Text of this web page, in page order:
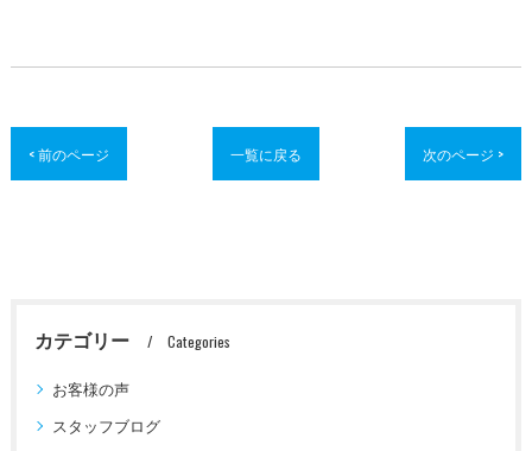
< 前のページ 一覧に戻る 次のページ >
カテゴリー Categories
お客様の声
スタッフブログ